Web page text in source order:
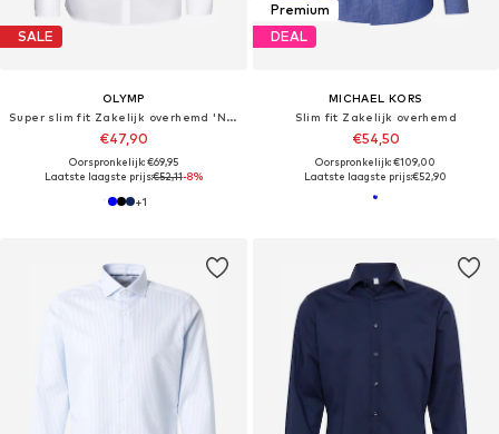
SALE
OLYMP
Super slim fit Zakelijk overhemd 'No. 6'
€47,90
Oorspronkelijk: €69,95
Laatste laagste prijs:€52,11-8%
+1
Premium
DEAL
MICHAEL KORS
Slim fit Zakelijk overhemd
€54,50
Oorspronkelijk: €109,00
Laatste laagste prijs:€52,90